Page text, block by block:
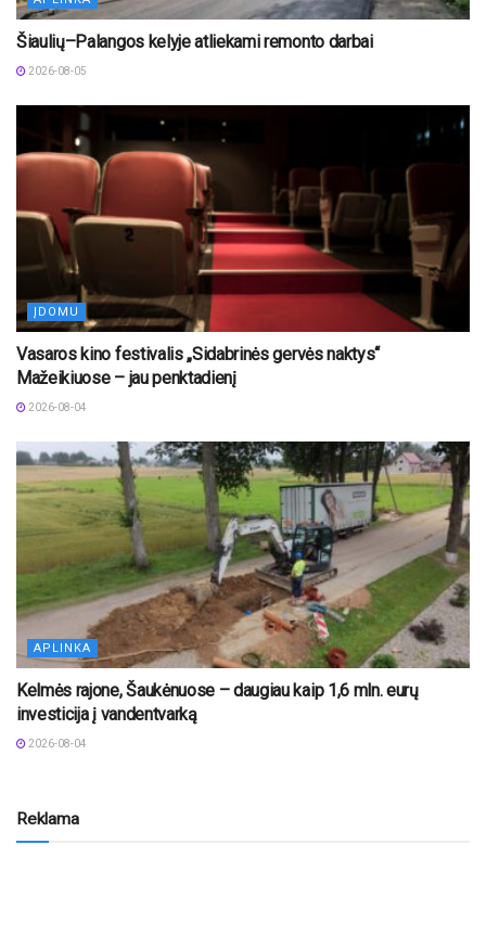
Šiaulių–Palangos kelyje atliekami remonto darbai
2026-08-05
ĮDOMU
Vasaros kino festivalis „Sidabrinės gervės naktys“
Mažeikiuose – jau penktadienį
2026-08-04
APLINKA
Kelmės rajone, Šaukėnuose – daugiau kaip 1,6 mln. eurų
investicija į vandentvarką
2026-08-04
Reklama